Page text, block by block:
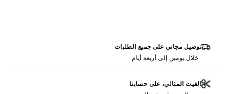
توصيل مجاني على جميع الطلبات
خلال يومين إلى أربعة أيام
الفيت المثالي، على حسابنا